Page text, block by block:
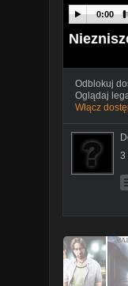
0:00
Odblokuj
Oglądaj
Włącz
3